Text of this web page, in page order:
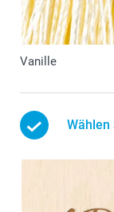
Vanille
Wählen